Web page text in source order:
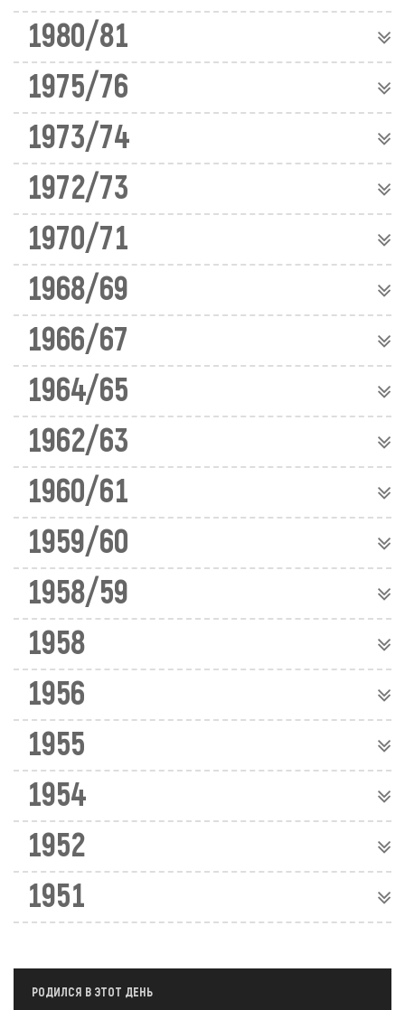
1980/81
1975/76
1973/74
1972/73
1970/71
1968/69
1966/67
1964/65
1962/63
1960/61
1959/60
1958/59
1958
1956
1955
1954
1952
1951
РОДИЛСЯ В ЭТОТ ДЕНЬ